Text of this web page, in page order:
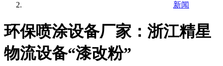
新闻
环保喷涂设备厂家：浙江精星
物流设备“漆改粉”